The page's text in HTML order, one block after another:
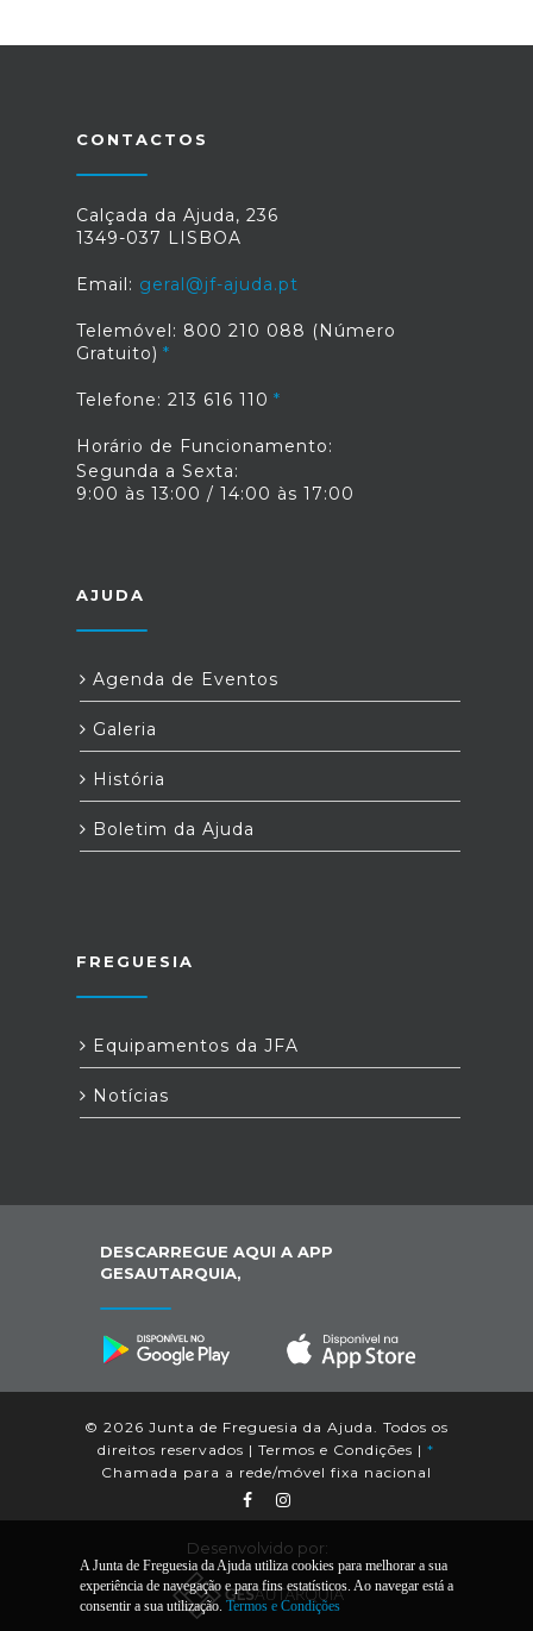
CONTACTOS
Calçada da Ajuda, 236
1349-037 LISBOA
Email: geral@jf-ajuda.pt
Telemóvel: 800 210 088 (Número
Gratuito)
Telefone: 213 616 110
Horário de Funcionamento:
Segunda a Sexta:
9:00 às 13:00 / 14:00 às 17:00
AJUDA
Agenda de Eventos
Galeria
História
Boletim da Ajuda
FREGUESIA
Equipamentos da JFA
Notícias
DESCARREGUE AQUI A APP
GESAUTARQUIA,
© 2026 Junta de Freguesia da Ajuda. Todos os
direitos reservados | Termos e Condições | *
Chamada para a rede/móvel fixa nacional
Desenvolvido por:
A Junta de Freguesia da Ajuda utiliza cookies para melhorar a sua
experiência de navegação e para fins estatísticos. Ao navegar está a
consentir a sua utilização. Termos e Condições